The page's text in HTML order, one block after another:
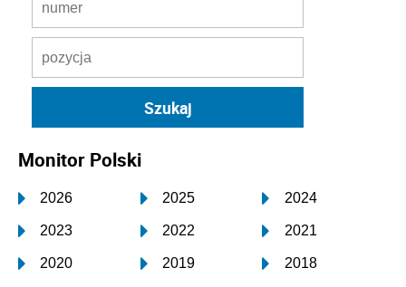
Monitor Polski
2026 2025 2024
2023 2022 2021
2020 2019 2018